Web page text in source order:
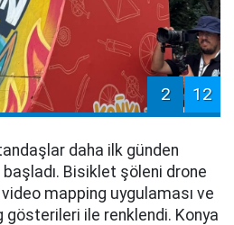
2 12
daha ilk günden
Bisiklet şöleni drone
mapping uygulaması ve
ile renklendi. Konya